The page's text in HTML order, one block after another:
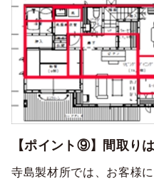
【ポイント⑨】間取り
寺島製材所では、お客様